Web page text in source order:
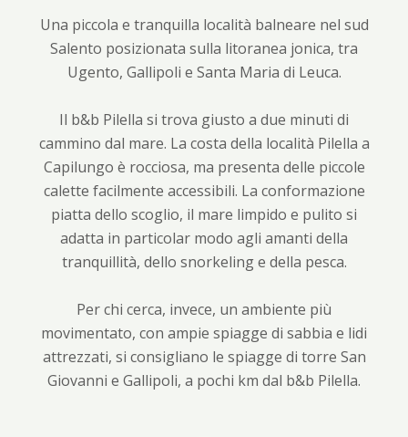
mark
key
to
the
keyboard
shortcuts
for
changing
dates.
question
mark
key
get
the
keyboard
shortcuts
for
changing
dates.
Una piccola e tranquilla località balneare nel sud
Salento posizionata sulla litoranea jonica, tra
Ugento, Gallipoli e Santa Maria di Leuca.
Il b&b Pilella si trova giusto a due minuti di
cammino dal mare. La costa della località Pilella a
Capilungo è rocciosa, ma presenta delle piccole
calette facilmente accessibili. La conformazione
piatta dello scoglio, il mare limpido e pulito si
adatta in particolar modo agli amanti della
tranquillità, dello snorkeling e della pesca.
Per chi cerca, invece, un ambiente più
movimentato, con ampie spiagge di sabbia e lidi
attrezzati, si consigliano le spiagge di torre San
Giovanni e Gallipoli, a pochi km dal b&b Pilella.